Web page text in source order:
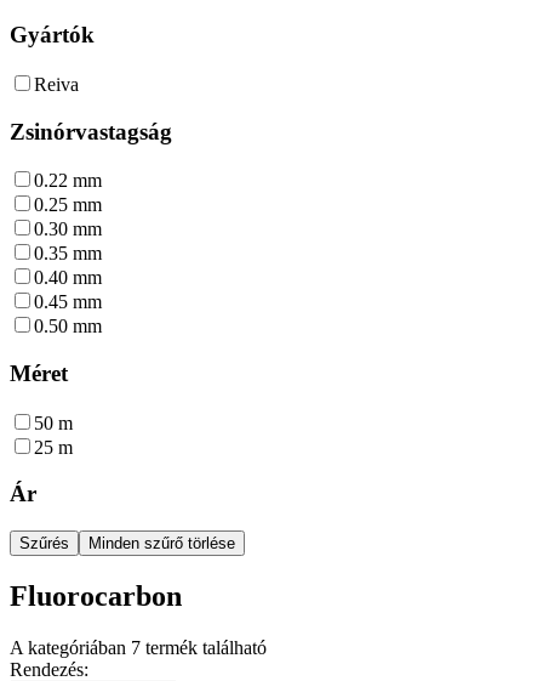
Gyártók
Reiva
Zsinórvastagság
0.22 mm
0.25 mm
0.30 mm
0.35 mm
0.40 mm
0.45 mm
0.50 mm
Méret
50 m
25 m
Ár
Szűrés Minden szűrő törlése
Fluorocarbon
A kategóriában 7 termék található
Rendezés: